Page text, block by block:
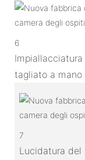
6
tagliato a mano
7
Lucidatura del